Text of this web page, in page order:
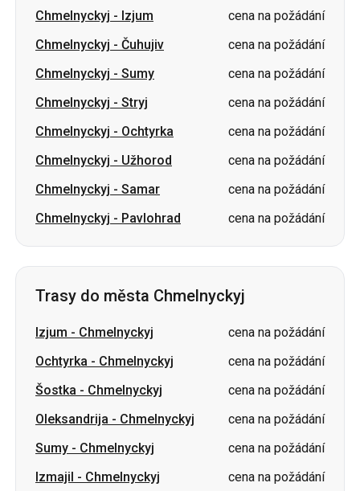
Chmelnyckyj-Stryj
cena na požádání
Chmelnyckyj-Ochtyrka
cena na požádání
Chmelnyckyj-Užhorod
cena na požádání
Chmelnyckyj-Samar
cena na požádání
Chmelnyckyj-Pavlohrad cena na požádání
Trasy do města Chmelnyckyj
Izjum-Chmelnyckyj
cena na požádání
Šostka -Chmelnyckyj
cena na požádání
Oleksandrija-Chmelnyckyj
cena na požádání
Sumy-Chmelnyckyj
cena na požádání
Izmajil-Chmelnyckyj
cena na požádání
Romny-Chmelnyckyj
cena na požádání
Samar-Chmelnyckyj
cena na požádání
Pavlohrad-Chmelnyckyj
cena na požádání